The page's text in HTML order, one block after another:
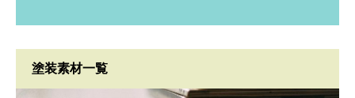
塗装素材一覧